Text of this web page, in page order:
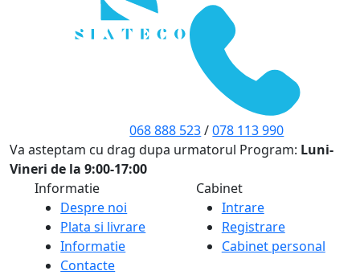
068 888 523/078 113 990
Va asteptam cu drag dupa urmatorul Program: Luni-
Vineri de la 9:00-17:00
Informatie
Despre noi
Plata si livrare
Informatie
Contacte
Cabinet
Intrare
Registrare
Cabinet personal